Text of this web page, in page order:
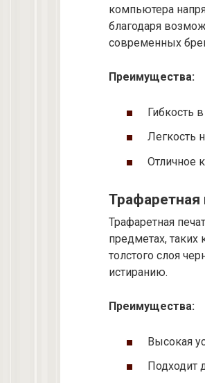
компьютера
благодаря
современных
Преимущества:
Гибкость
Легкость
Отличное
Трафаретная
Трафаретная
предметах, таких
толстого слоя
истиранию.
Преимущества:
Высокая
Подходит